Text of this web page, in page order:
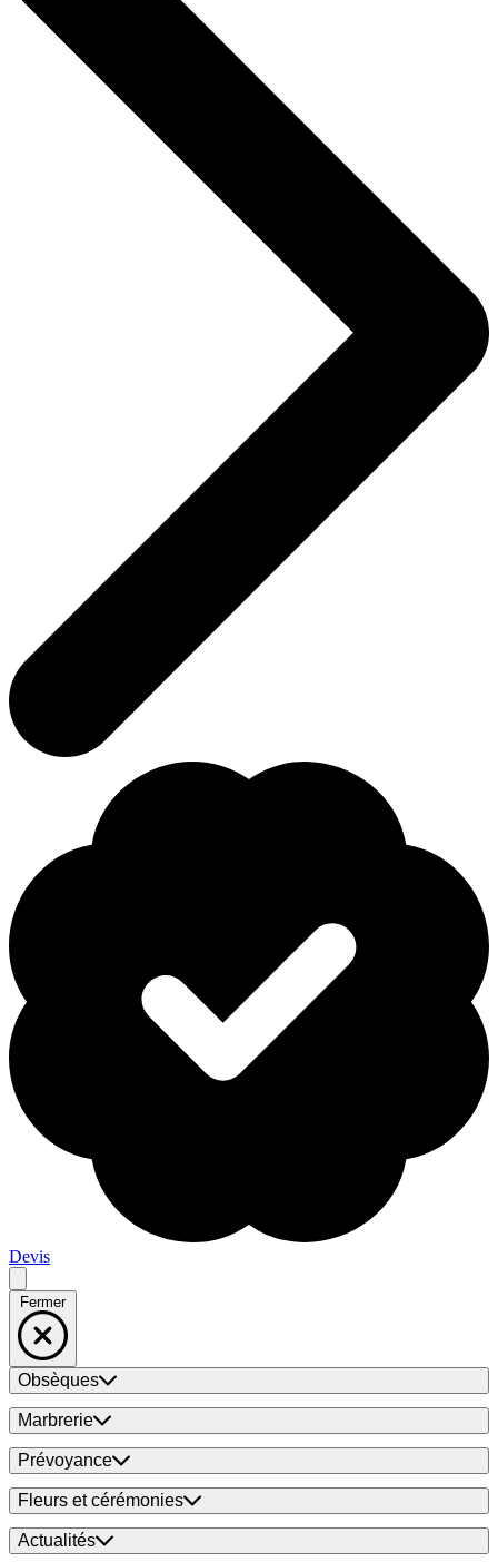
Devis
Fermer
Obsèques
Marbrerie
Prévoyance
Fleurs et cérémonies
Actualités